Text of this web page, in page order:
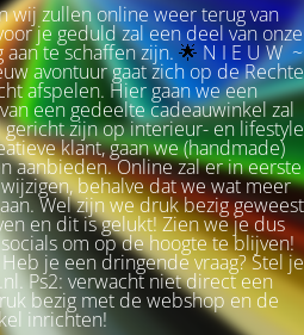
wij zullen online weer terug van
je geduld zal een deel van onze
te schaffen zijn. 🌟 N I E U W ~
avontuur gaat zich op de Rechte
afspelen. Hier gaan we een
een gedeelte cadeauwinkel zal
zijn op interieur- en lifestyle
klant, gaan we (handmade)
aanbieden. Online zal er in eerste
behalve dat we wat meer
Wel zijn we druk bezig geweest
en dit is gelukt! Zien we je dus
socials om op de hoogte te blijven!
je een dringende vraag? Stel je
Ps2: verwacht niet direct een
bezig met de webshop en de
inrichten!